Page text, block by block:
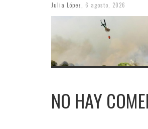
Julia López 6 agosto, 2026
NO HAY